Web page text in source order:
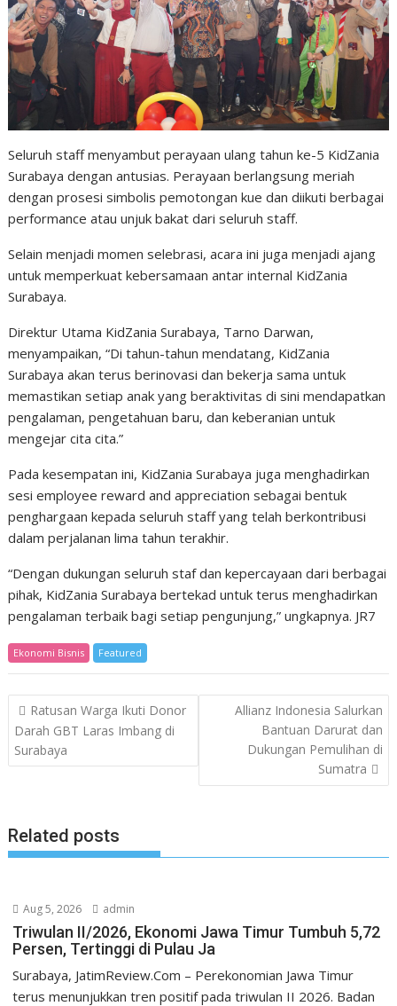
Seluruh staff menyambut perayaan ulang tahun ke-5 KidZania
Surabaya dengan antusias. Perayaan berlangsung meriah
dengan prosesi simbolis pemotongan kue dan diikuti berbagai
performance atau unjuk bakat dari seluruh staff.
Selain menjadi momen selebrasi, acara ini juga menjadi ajang
untuk memperkuat kebersamaan antar internal KidZania
Surabaya.
Direktur Utama KidZania Surabaya, Tarno Darwan,
menyampaikan, “Di tahun-tahun mendatang, KidZania
Surabaya akan terus berinovasi dan bekerja sama untuk
memastikan setiap anak yang beraktivitas di sini mendapatkan
pengalaman, pengetahuan baru, dan keberanian untuk
mengejar cita cita.”
Pada kesempatan ini, KidZania Surabaya juga menghadirkan
sesi employee reward and appreciation sebagai bentuk
penghargaan kepada seluruh staff yang telah berkontribusi
dalam perjalanan lima tahun terakhir.
“Dengan dukungan seluruh staf dan kepercayaan dari berbagai
pihak, KidZania Surabaya bertekad untuk terus menghadirkan
pengalaman terbaik bagi setiap pengunjung,” ungkapnya. JR7
Ekonomi Bisnis Featured
Post
navigation
Ratusan Warga Ikuti Donor
Darah GBT Laras Imbang di
Surabaya
Allianz Indonesia Salurkan
Bantuan Darurat dan
Dukungan Pemulihan di
Sumatra
Related posts
Aug 5, 2026 admin
Triwulan II/2026, Ekonomi Jawa Timur Tumbuh 5,72
Persen, Tertinggi di Pulau Ja
Surabaya, JatimReview.Com – Perekonomian Jawa Timur
terus menunjukkan tren positif pada triwulan II 2026. Badan